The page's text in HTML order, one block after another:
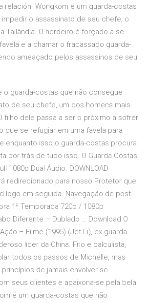
relación Wongkom é um guarda-costas
o assassinato de seu chefe, o
Tailândia. O herdeiro é forçado a se
e a chamar o fracassado guarda-
ameaçado pelos assassinos de seu
o guarda-costas que não consegue
de seu chefe, um dos homens mais
filho dele passa a ser o próximo a sofrer
que se refugiar em uma favela para
enquanto isso o guarda-costas procura
por trás de tudo isso. O Guarda Costas
1080p Dual Áudio. DOWNLOAD
redirecionado para nosso Protetor que
logo em seguida. Navegação de post.
1ª Temporada 720p / 1080p
Diferente – Dublado … Download O
– Filme (1995) (Jet Li), ex-guarda-
líder da China. Frio e calculista,
todos os passos de Michelle, mas
de jamais envolver-se
seus clientes e apaixona-se pela bela
é um guarda-costas que não